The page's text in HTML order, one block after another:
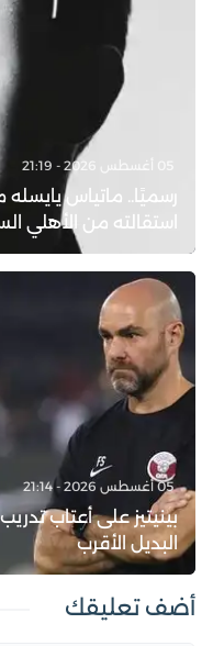
رسميًا.. ماتياس يايسله
استقالته من الأهلي
05 أغسطس 2026 - 21:14
بينيتيز على أعتاب
البديل الأقرب
أضف تعليقك